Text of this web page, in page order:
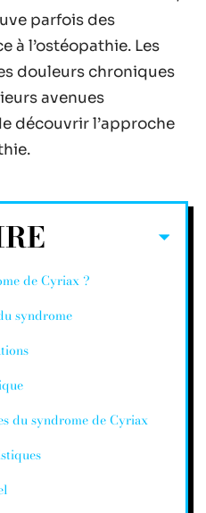
parfois des
à l’ostéopathie. Les
douleurs chroniques
avenues
découvrir l’approche
de Cyriax ?
syndrome
du syndrome de Cyriax